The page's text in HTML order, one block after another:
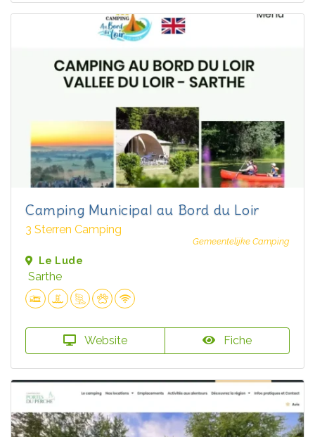
Camping Municipal au Bord du Loir
3 Sterren Camping
Gemeentelijke Camping
Le Lude
Sarthe
Website Fiche